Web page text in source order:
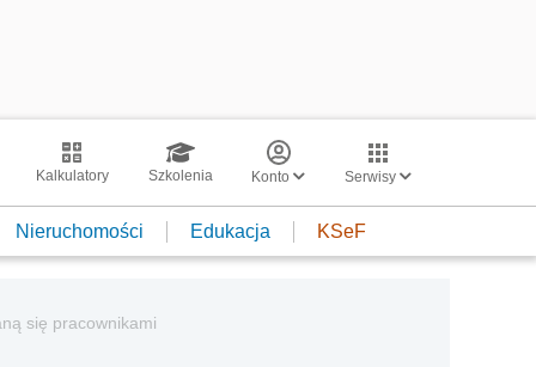
Kalkulatory Szkolenia Konto Serwisy
Nieruchomości Edukacja KSeF
się pracownikami